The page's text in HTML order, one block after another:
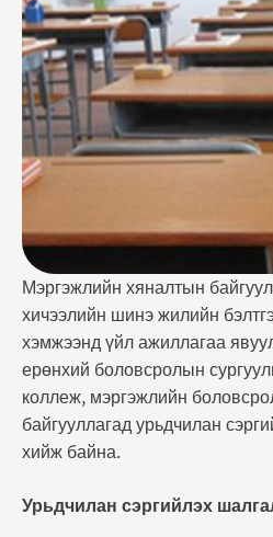
хяналт шалгалтыг хийж
сэргийлэх шалгалтаар: 1.
байгууллагуудын барилга
үйлчилгээ, эдэлбэр газрын
байгууламж, цардсан
Мэргэжлийн хяналтын
хичээлийн шинэ жилийн
хэмжээнд үйл ажиллагаа
ерөнхий боловсролын
коллеж, мэргэжлийн
байгууллагад урьдчилан
хийж байна.
Урьдчилан сэргийлэх